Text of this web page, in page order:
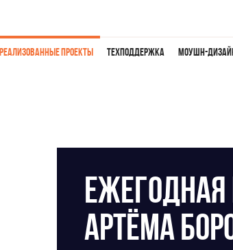
Реализованные проекты Техподдержка Моушн-
Артёма